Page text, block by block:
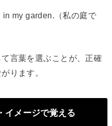
my garden.（私の庭で
言葉を選ぶことが、正確
ります。
イメージで覚える